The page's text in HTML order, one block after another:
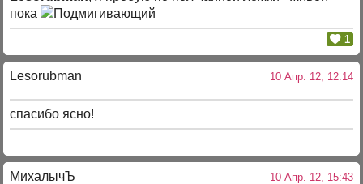
пока
1
Lesorubman 10 Апр. 12, 12:14
спасибо ясно!
МихалычЪ 10 Апр. 12, 15:43